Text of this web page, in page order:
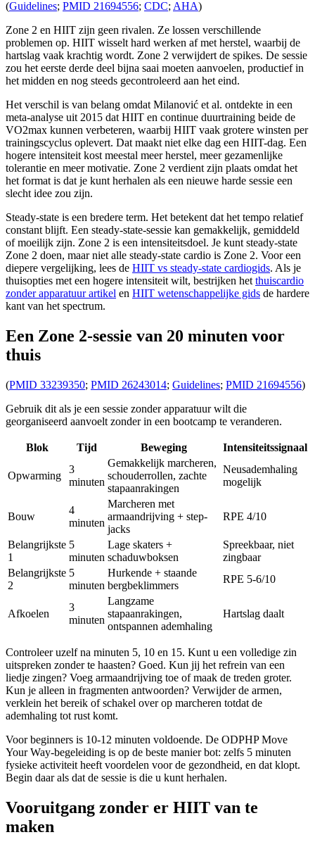
(Guidelines; PMID 21694556; CDC; AHA)
Zone 2 en HIIT zijn geen rivalen. Ze lossen verschillende
problemen op. HIIT wisselt hard werken af ​​met herstel, waarbij de
hartslag vaak krachtig wordt. Zone 2 verwijdert de spikes. De sessie
zou het eerste derde deel bijna saai moeten aanvoelen, productief in
het midden en nog steeds gecontroleerd aan het eind.
Het verschil is van belang omdat Milanović et al. ontdekte in een
meta-analyse uit 2015 dat HIIT en continue duurtraining beide de
VO2max kunnen verbeteren, waarbij HIIT vaak grotere winsten per
trainingscyclus oplevert. Dat maakt niet elke dag een HIIT-dag. Een
hogere intensiteit kost meestal meer herstel, meer gezamenlijke
tolerantie en meer motivatie. Zone 2 verdient zijn plaats omdat het
het format is dat je kunt herhalen als een nieuwe harde sessie een
slecht idee zou zijn.
Steady-state is een bredere term. Het betekent dat het tempo relatief
constant blijft. Een steady-state-sessie kan gemakkelijk, gemiddeld
of moeilijk zijn. Zone 2 is een intensiteitsdoel. Je kunt steady-state
Zone 2 doen, maar niet alle steady-state cardio is Zone 2. Voor een
diepere vergelijking, lees de HIIT vs steady-state cardiogids. Als je
thuisopties met een hogere intensiteit wilt, bestrijken het thuiscardio
zonder apparatuur artikel en HIIT wetenschappelijke gids de hardere
kant van het spectrum.
Een Zone 2-sessie van 20 minuten voor
thuis
(PMID 33239350; PMID 26243014; Guidelines; PMID 21694556)
Gebruik dit als je een sessie zonder apparatuur wilt die
georganiseerd aanvoelt zonder in een bootcamp te veranderen.
Blok Tijd Beweging Intensiteitssignaal
Opwarming
3
minuten
Gemakkelijk marcheren,
schouderrollen, zachte
stapaanrakingen
Neusademhaling
mogelijk
Bouw
4
minuten
Marcheren met
armaandrijving + step-
jacks
RPE 4/10
Belangrijkste
1
5
minuten
Lage skaters +
schaduwboksen
Spreekbaar, niet
zingbaar
Belangrijkste
2
5
minuten
Hurkende + staande
bergbeklimmers
RPE 5-6/10
Afkoelen
3
minuten
Langzame
stapaanrakingen,
ontspannen ademhaling
Hartslag daalt
Controleer uzelf na minuten 5, 10 en 15. Kunt u een volledige zin
uitspreken zonder te haasten? Goed. Kun jij het refrein van een
liedje zingen? Voeg armaandrijving toe of maak de treden groter.
Kun je alleen in fragmenten antwoorden? Verwijder de armen,
verklein het bereik of schakel over op marcheren totdat de
ademhaling tot rust komt.
Voor beginners is 10-12 minuten voldoende. De ODPHP Move
Your Way-begeleiding is op de beste manier bot: zelfs 5 minuten
fysieke activiteit heeft voordelen voor de gezondheid, en dat klopt.
Begin daar als dat de sessie is die u kunt herhalen.
Vooruitgang zonder er HIIT van te
maken